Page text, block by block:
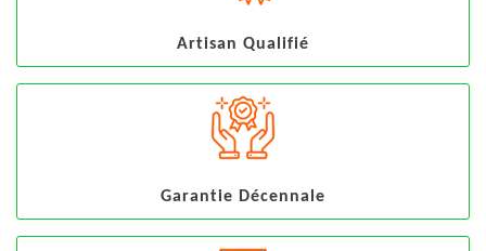
Artisan Qualifié
Garantie Décennale